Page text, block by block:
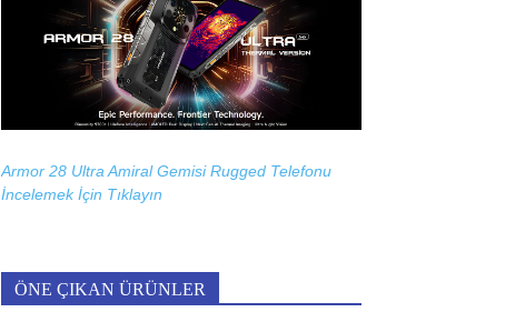
Armor 28 Ultra Amiral Gemisi Rugged Telefonu
İncelemek İçin Tıklayın
ÖNE ÇIKAN ÜRÜNLER